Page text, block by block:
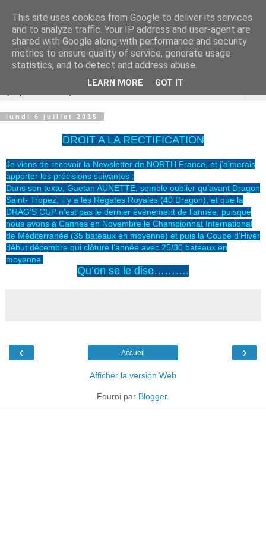
Cannes Dragon
International
lundi 6 juillet 2015
DROIT A LA RECTIFICATION
Je viens de recevoir la Newsletter de NORTH France, et j’aimerais
apporter les précisions suivantes :
Dans son texte, Gaëtan AUNETTE, semble oublier qu’avant Dragon
Saint- Tropez, il y a les Régates Royales (40 Dragon), et que la
DRAG’S CUP n’est pas le dernier événement de l’année, puisque
nous avons à Cannes en Novembre le Championnat International
de Méditerranée (35 bateaux en moyenne) et puis la Coupe d’Hiver
début décembre qui clôture l’année avec 25/30 bateaux en
moyenne.
Qu’on se le dise……….
‹ ›
Accueil
Afficher la version Web
Fourni par Blogger.
This site uses cookies from Google to deliver its services
and to analyze traffic. Your IP address and user-agent are
shared with Google along with performance and security
metrics to ensure quality of service, generate usage
statistics, and to detect and address abuse.
LEARN MORE GOT IT